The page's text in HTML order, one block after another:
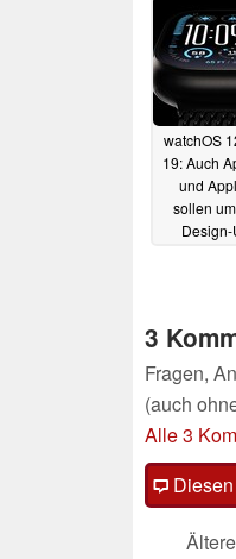
Preis
watchOS
19: Auch
und
sollen
3
Fragen,
(auch
Alle 3